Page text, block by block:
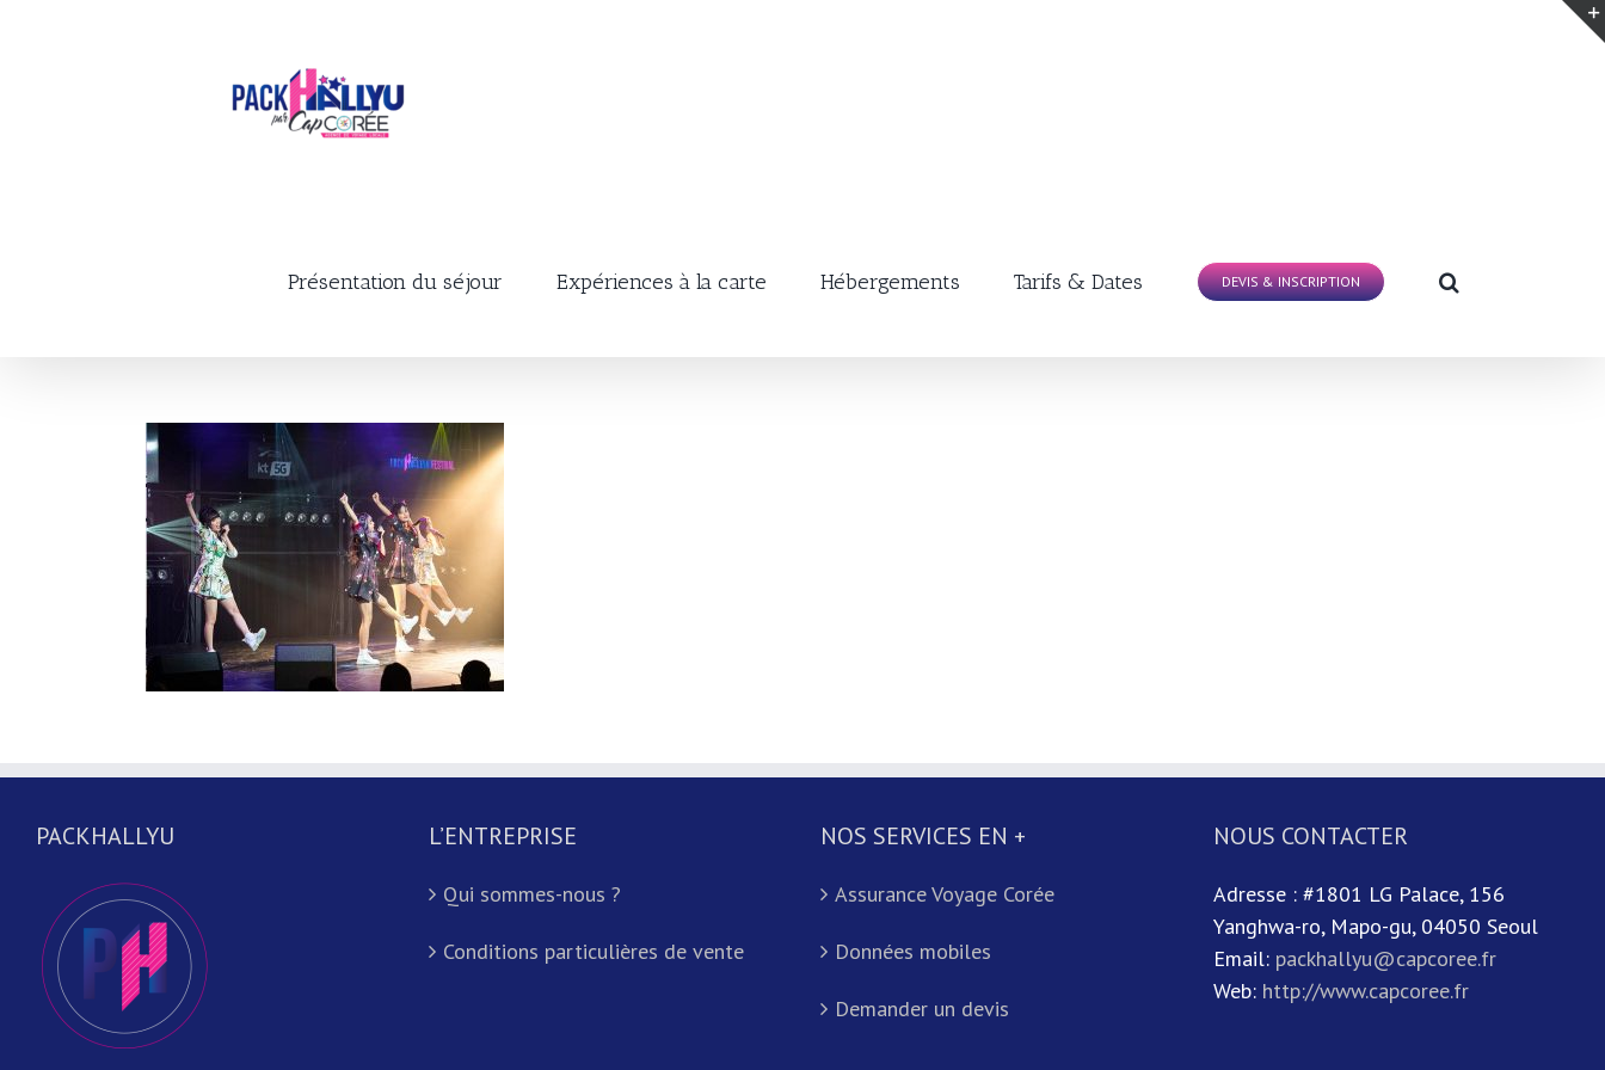
Présentation du séjour Expériences à la carte Hébergements Tarifs & Dates DEVIS & INSCRIPTION
PACKHALLYU L’ENTREPRISE
Qui sommes-nous ?
Conditions particulières de vente
NOS SERVICES EN +
Assurance Voyage Corée
Données mobiles
Demander un devis
NOUS CONTACTER
Adresse : #1801 LG Palace, 156
Yanghwa-ro, Mapo-gu, 04050 Seoul
Email: packhallyu@capcoree.fr
Web: http://www.capcoree.fr